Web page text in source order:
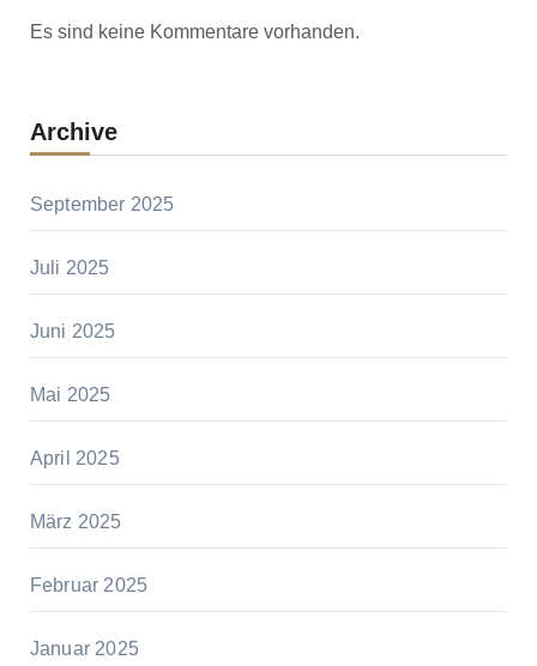
Es sind keine Kommentare vorhanden.
Archive
September 2025
Juli 2025
Juni 2025
Mai 2025
April 2025
März 2025
Februar 2025
Januar 2025